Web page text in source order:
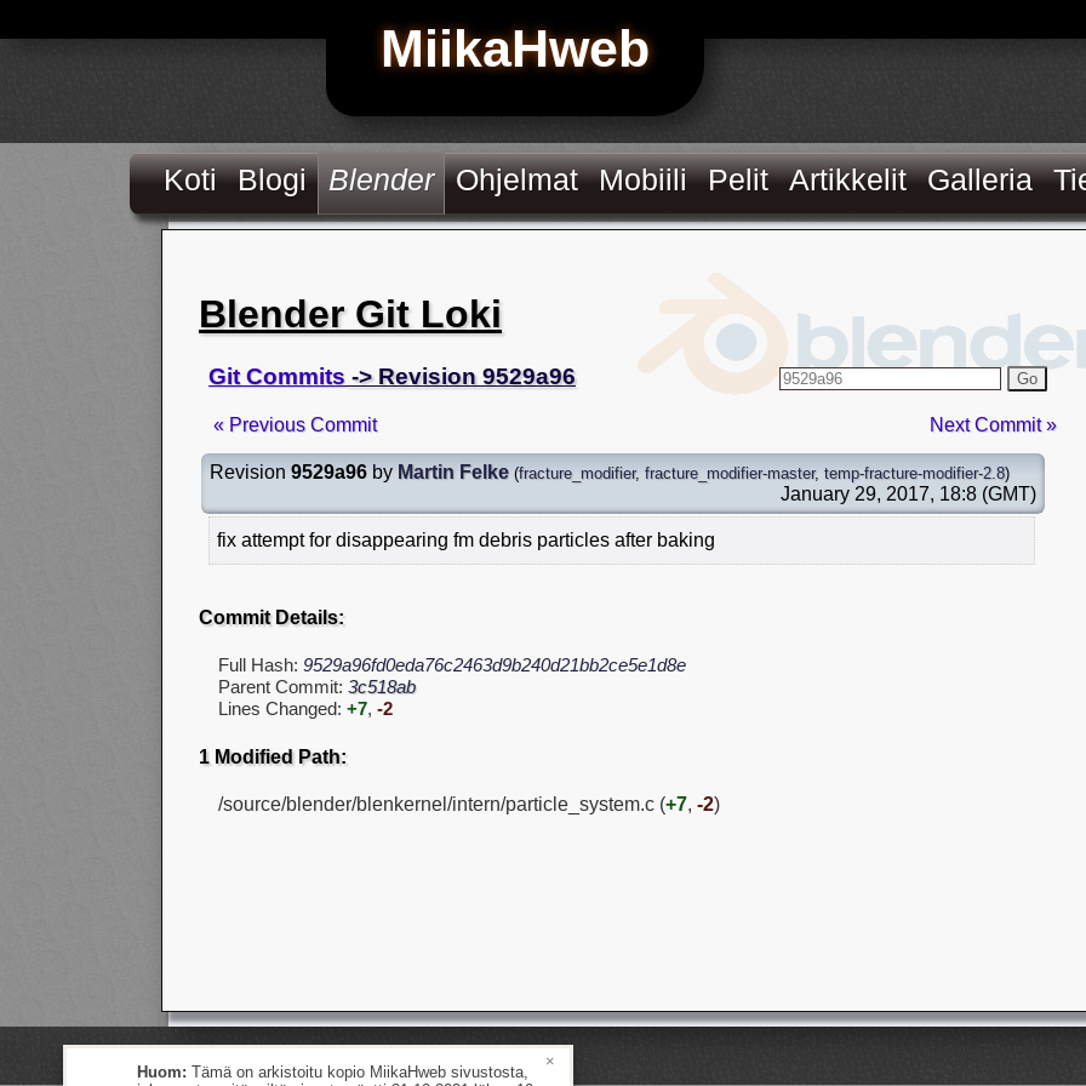
MiikaHweb
Koti Blogi Blender Ohjelmat Mobiili Pelit Artikkelit Galleria
Blender Git Loki
Git Commits -> Revision 9529a96 Go
« Previous Commit Next Commit »
Revision 9529a96 by Martin Felke (fracture_modifier, fracture_modifier-master, temp-fracture-modifier-2.8)
January 29, 2017, 18:8 (GMT)
fix attempt for disappearing fm debris particles after baking
Commit Details:
Full Hash: 9529a96fd0eda76c2463d9b240d21bb2ce5e1d8e
Parent Commit: 3c518ab
Lines Changed: +7, -2
1 Modified Path:
/source/blender/blenkernel/intern/particle_system.c (+7, -2)
Huom: Tämä on arkistoitu kopio MiikaHweb sivustosta,
×